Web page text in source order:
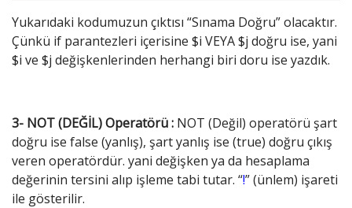
Yukarıdaki kodumuzun çıktısı “Sınama Doğru” olacaktır.
Çünkü if parantezleri içerisine $i VEYA $j doğru ise, yani
$i ve $j değişkenlerinden herhangi biri doru ise yazdık.
3- NOT (DEĞİL) Operatörü : NOT (Değil) operatörü şart
doğru ise false (yanlış), şart yanlış ise (true) doğru çıkış
veren operatördür. yani değişken ya da hesaplama
değerinin tersini alıp işleme tabi tutar. “!” (ünlem) işareti
ile gösterilir.